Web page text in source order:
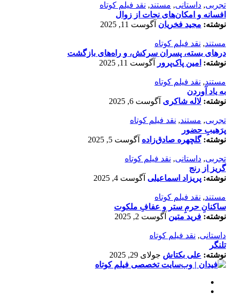
تجربی, داستانی, مستند, نقد فیلم کوتاه
افسانه‌ و امکان‌های نجات از زوال
نوشته: مجید فخریان آگوست 11, 2025
مستند, نقد فیلم کوتاه
درهای بسته، پسران سرکش، و راه‌های بازگشت
نوشته: امین پاک‌پرور آگوست 11, 2025
مستند, نقد فیلم کوتاه
به یاد آوردن
نوشته: لاله شاکری آگوست 6, 2025
تجربی, مستند, نقد فیلم کوتاه
پرَهیب‌ِ حضور
نوشته:گلچهره صادق‌زاده آگوست 5, 2025
تجربی, داستانی, نقد فیلم کوتاه
گریز از رنج
نوشته: پریزاد اسماعیلی آگوست 4, 2025
مستند, نقد فیلم کوتاه
ساکنانِ حرمِ ستر و عفافِ ملکوت
نوشته: فرید متین آگوست 2, 2025
داستانی, نقد فیلم کوتاه
تلنگر
نوشته: علی بکتاش جولای 29, 2025